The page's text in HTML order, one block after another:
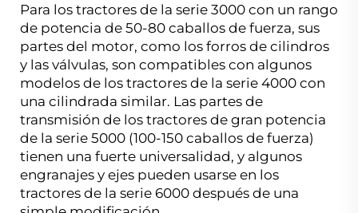
Para los tractores de la serie 3000 con un rango
de potencia de 50-80 caballos de fuerza, sus
partes del motor, como los forros de cilindros
y las válvulas, son compatibles con algunos
modelos de los tractores de la serie 4000 con
una cilindrada similar. Las partes de
transmisión de los tractores de gran potencia
de la serie 5000 (100-150 caballos de fuerza)
tienen una fuerte universalidad, y algunos
engranajes y ejes pueden usarse en los
tractores de la serie 6000 después de una